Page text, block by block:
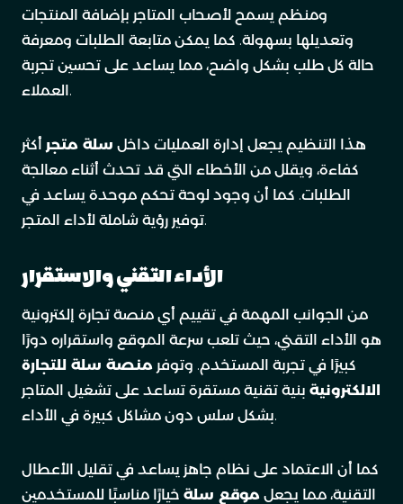
ومنظم يسمح لأصحاب المتاجر بإضافة المنتجات
وتعديلها بسهولة. كما يمكن متابعة الطلبات ومعرفة
حالة كل طلب بشكل واضح، مما يساعد على تحسين تجربة
العملاء.
هذا التنظيم يجعل إدارة العمليات داخل سلة متجر أكثر
كفاءة، ويقلل من الأخطاء التي قد تحدث أثناء معالجة
الطلبات. كما أن وجود لوحة تحكم موحدة يساعد في
توفير رؤية شاملة لأداء المتجر.
الأداء التقني والاستقرار
من الجوانب المهمة في تقييم أي منصة تجارة إلكترونية
هو الأداء التقني، حيث تلعب سرعة الموقع واستقراره دورًا
كبيرًا في تجربة المستخدم. وتوفر منصة سلة للتجارة
الالكترونية بنية تقنية مستقرة تساعد على تشغيل المتاجر
بشكل سلس دون مشاكل كبيرة في الأداء.
كما أن الاعتماد على نظام جاهز يساعد في تقليل الأعطال
التقنية، مما يجعل موقع سلة خيارًا مناسبًا للمستخدمين